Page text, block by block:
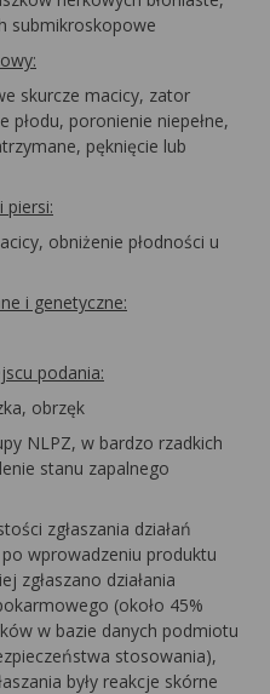
submikroskopowe
skurcze macicy, zator
płodu, poronienie niepełne,
pęknięcie lub
piersi:
obniżenie płodności u
i genetyczne:
podania:
obrzęk
NLPZ, w bardzo rzadkich
stanu zapalnego
zgłaszania działań
wprowadzeniu produktu
zgłaszano działania
(około 45%
w bazie danych podmiotu
stosowania),
były reakcje skórne